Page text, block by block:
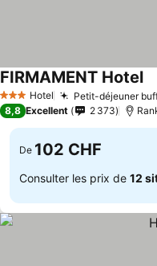
3 ÉtoilesHotel Petit-déjeuner
FIRMAMENT Hotel
8,8 Excellent 2 373
De 102 CHF
Consulter les prix de 12